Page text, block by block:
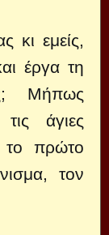
κι εμείς,
έργα τη
Μήπως
άγιες
το πρώτο
τον